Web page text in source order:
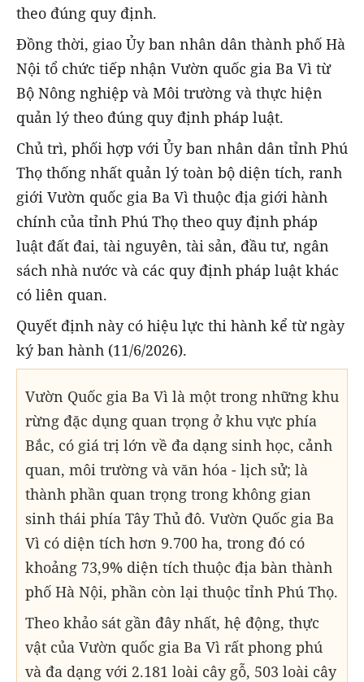
theo đúng quy định.
Đồng thời, giao Ủy ban nhân dân thành phố Hà
Nội tổ chức tiếp nhận Vườn quốc gia Ba Vì từ
Bộ Nông nghiệp và Môi trường và thực hiện
quản lý theo đúng quy định pháp luật.
Chủ trì, phối hợp với Ủy ban nhân dân tỉnh Phú
Thọ thống nhất quản lý toàn bộ diện tích, ranh
giới Vườn quốc gia Ba Vì thuộc địa giới hành
chính của tỉnh Phú Thọ theo quy định pháp
luật đất đai, tài nguyên, tài sản, đầu tư, ngân
sách nhà nước và các quy định pháp luật khác
có liên quan.
Quyết định này có hiệu lực thi hành kể từ ngày
ký ban hành (11/6/2026).
Vườn Quốc gia Ba Vì là một trong những khu
rừng đặc dụng quan trọng ở khu vực phía
Bắc, có giá trị lớn về đa dạng sinh học, cảnh
quan, môi trường và văn hóa - lịch sử; là
thành phần quan trọng trong không gian
sinh thái phía Tây Thủ đô. Vườn Quốc gia Ba
Vì có diện tích hơn 9.700 ha, trong đó có
khoảng 73,9% diện tích thuộc địa bàn thành
phố Hà Nội, phần còn lại thuộc tỉnh Phú Thọ.
Theo khảo sát gần đây nhất, hệ động, thực
vật của Vườn quốc gia Ba Vì rất phong phú
và đa dạng với 2.181 loài cây gỗ, 503 loài cây